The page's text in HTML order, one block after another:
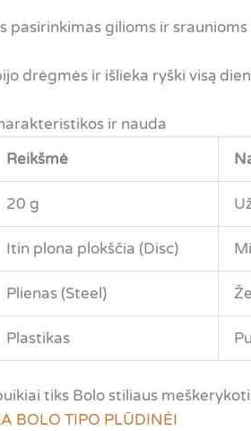
pasirinkimas gilioms ir
drėgmės ir išlieka ryški visą
ir nauda
Reikšmė
20 g
Itin plona plokščia (Disc)
Plienas (Steel)
Plastikas
tiks Bolo stiliaus
BOLO TIPO PLŪDINĖI